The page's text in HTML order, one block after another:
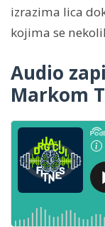
izrazima lica
kojima se
Audio
Markom